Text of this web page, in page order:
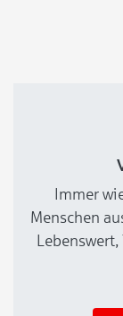
Immer
Menschen